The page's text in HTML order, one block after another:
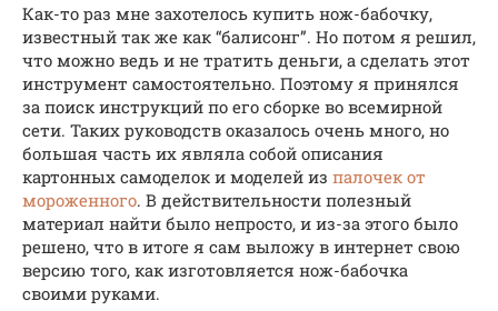
Как-то раз мне захотелось купить нож-бабочку,
известный так же как “балисонг”. Но потом я решил,
что можно ведь и не тратить деньги, а сделать этот
инструмент самостоятельно. Поэтому я принялся
за поиск инструкций по его сборке во всемирной
сети. Таких руководств оказалось очень много, но
большая часть их являла собой описания
картонных самоделок и моделей из палочек от
мороженного. В действительности полезный
материал найти было непросто, и из-за этого было
решено, что в итоге я сам выложу в интернет свою
версию того, как изготовляется нож-бабочка
своими руками.